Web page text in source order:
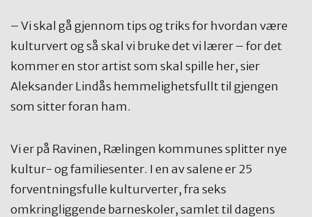
– Vi skal gå gjennom tips og triks for hvordan være
kulturvert og så skal vi bruke det vi lærer – for det
kommer en stor artist som skal spille her, sier
Aleksander Lindås hemmelighetsfullt til gjengen
som sitter foran ham.
Vi er på Ravinen, Rælingen kommunes splitter nye
kultur- og familiesenter. I en av salene er 25
forventningsfulle kulturverter, fra seks
omkringliggende barneskoler, samlet til dagens